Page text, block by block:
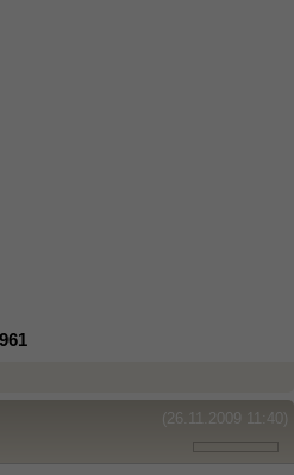
(26.11.2009 11:40)